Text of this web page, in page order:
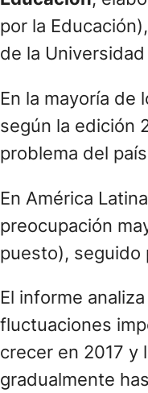
Educación
,
por la
En la mayoría
según la
problema del
En América
preocupación
puesto), seguido
El informe
fluctuaciones
crecer en 2017